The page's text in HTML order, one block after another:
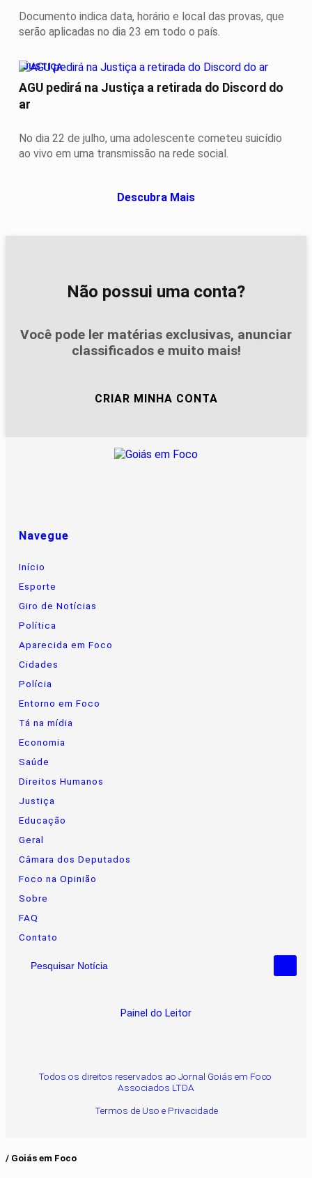
Documento indica data, horário e local das provas, que
serão aplicadas no dia 23 em todo o país.
JUSTIÇA
AGU pedirá na Justiça a retirada do Discord do
ar
No dia 22 de julho, uma adolescente cometeu suicídio
ao vivo em uma transmissão na rede social.
Descubra Mais
Não possui uma conta?
Você pode ler matérias exclusivas, anunciar
classificados e muito mais!
CRIAR MINHA CONTA
Navegue
Início
Esporte
Giro de Notícias
Política
Aparecida em Foco
Cidades
Polícia
Entorno em Foco
Tá na mídia
Economia
Saúde
Direitos Humanos
Justiça
Educação
Geral
Câmara dos Deputados
Foco na Opinião
Sobre
FAQ
Contato
Pesquisar Notícia
Painel do Leitor
Todos os direitos reservados ao Jornal Goiás em Foco
Associados LTDA
Termos de Uso e Privacidade
/ Goiás em Foco